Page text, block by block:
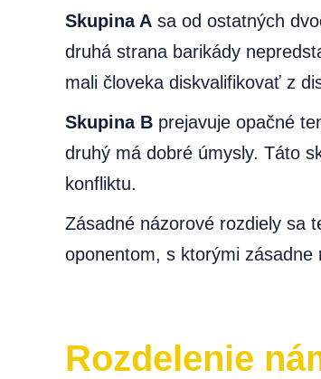
Skupina A sa od ostatných
druhá strana barikády
mali človeka diskvalifikovať z
Skupina B prejavuje opačné
druhý má dobré úmysly. Táto
konfliktu.
Zásadné názorové rozdiely sa
oponentom, s ktorými
Rozdelenie